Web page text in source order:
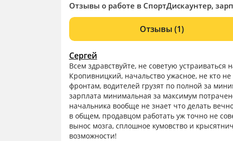
Отзывы о работе в СпортДискаунтер,
Отзывы(1)
Сергей
Всем здравствуйте, не советую
Кропивницкий, начальство ужасное, не кто
фронтам, водителей грузят по полной за
зарплата минимальная за максимум
начальника вообще не знает что делать
в общем, продавцом работать уж точно не
вынос мозга, сплошное кумовство и
возможности!